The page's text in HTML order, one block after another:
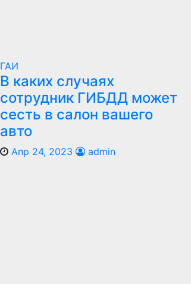
ГАИ
В каких случаях
сотрудник ГИБДД может
сесть в салон вашего
авто
Апр 24, 2023
admin